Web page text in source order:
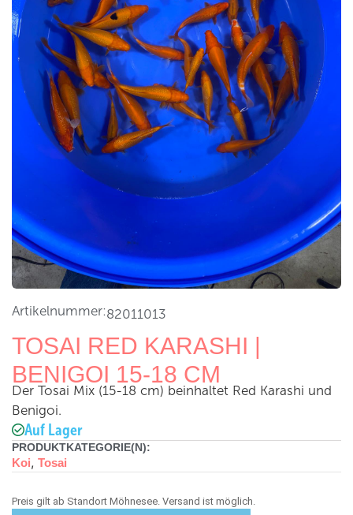
Artikelnummer:82011013
TOSAI RED KARASHI |
BENIGOI 15-18 CM
Der Tosai Mix (15-18 cm) beinhaltet Red Karashi und
Benigoi.
Auf Lager
PRODUKTKATEGORIE(N):
Koi, Tosai